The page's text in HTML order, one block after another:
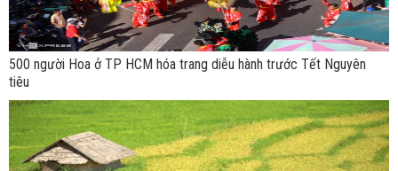
500 người Hoa ở TP HCM hóa trang diễu hành trước Tết Nguyên
tiêu